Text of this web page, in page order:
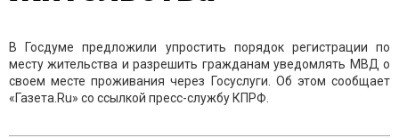
В Госдуме предложили упростить порядок регистрации по
месту жительства и разрешить гражданам уведомлять МВД о
своем месте проживания через Госуслуги. Об этом сообщает
«Газета.Ru» со ссылкой пресс-службу КПРФ.